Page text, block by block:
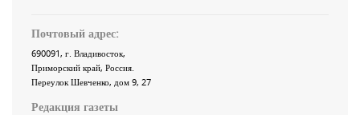
Почтовый адрес:
690091, г. Владивосток,
Приморский край, Россия
Переулок Шевченко, дом 9, 27
Редакция газеты